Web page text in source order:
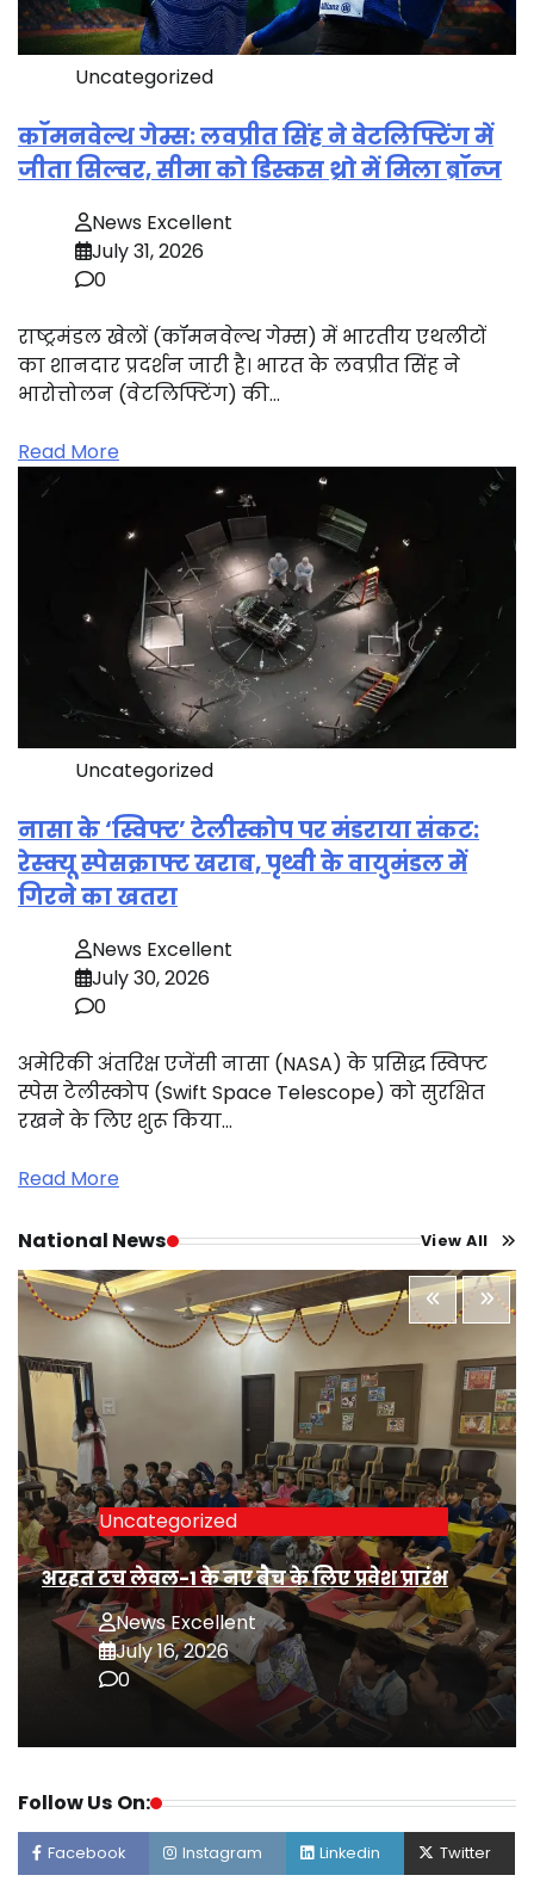
Uncategorized
कॉमनवेल्थ गेम्स: लवप्रीत सिंह ने वेटलिफ्टिंग में
जीता सिल्वर, सीमा को डिस्कस थ्रो में मिला ब्रॉन्ज
News Excellent
July 31, 2026
0
राष्ट्रमंडल खेलों (कॉमनवेल्थ गेम्स) में भारतीय एथलीटों
का शानदार प्रदर्शन जारी है। भारत के लवप्रीत सिंह ने
भारोत्तोलन (वेटलिफ्टिंग) की…
Read More
Uncategorized
नासा के ‘स्विफ्ट’ टेलीस्कोप पर मंडराया संकट:
रेस्क्यू स्पेसक्राफ्ट खराब, पृथ्वी के वायुमंडल में
गिरने का खतरा
News Excellent
July 30, 2026
0
अमेरिकी अंतरिक्ष एजेंसी नासा (NASA) के प्रसिद्ध स्विफ्ट
स्पेस टेलीस्कोप (Swift Space Telescope) को सुरक्षित
रखने के लिए शुरू किया…
Read More
National News View All
Uncategorized
अरहत टच लेवल-1 के नए बैच के लिए प्रवेश प्रारंभ
News Excellent
July 16, 2026
0
Follow Us On:
Facebook Instagram Linkedin Twitter